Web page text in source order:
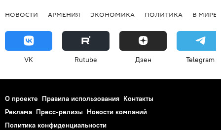
НОВОСТИ АРМЕНИЯ ЭКОНОМИКА ПОЛИТИКА В МИРЕ
VK Rutube Дзен Telegram
О проекте Правила использования Контакты
Реклама Пресс-релизы Новости компаний
Политика конфиденциальности